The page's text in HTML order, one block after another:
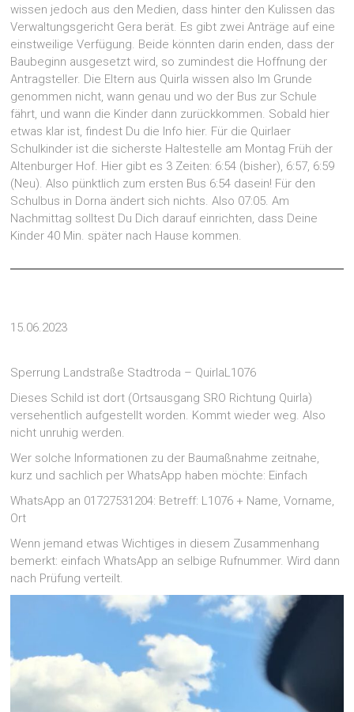
wissen jedoch aus den Medien, dass hinter den Kulissen das
Verwaltungsgericht Gera berät. Es gibt zwei Anträge auf eine
einstweilige Verfügung. Beide könnten darin enden, dass der
Baubeginn ausgesetzt wird, so zumindest die Hoffnung der
Antragsteller. Die Eltern aus Quirla wissen also Im Grunde
genommen nicht, wann genau und wo der Bus zur Schule
fährt, und wann die Kinder dann zurückkommen. Sobald hier
etwas klar ist, findest Du die Info hier. Für die Quirlaer
Schulkinder ist die sicherste Haltestelle am Montag Früh der
Altenburger Hof. Hier gibt es 3 Zeiten: 6:54 (bisher), 6:57, 6:59
(Neu). Also pünktlich zum ersten Bus 6:54 dasein! Für den
Schulbus in Dorna ändert sich nichts. Also 07:05. Am
Nachmittag solltest Du Dich darauf einrichten, dass Deine
Kinder 40 Min. später nach Hause kommen.
15.06.2023
Sperrung Landstraße Stadtroda – QuirlaL1076
Dieses Schild ist dort (Ortsausgang SRO Richtung Quirla)
versehentlich aufgestellt worden. Kommt wieder weg. Also
nicht unruhig werden.
Wer solche Informationen zu der Baumaßnahme zeitnahe,
kurz und sachlich per WhatsApp haben möchte: Einfach
WhatsApp an 01727531204: Betreff: L1076 + Name, Vorname,
Ort
Wenn jemand etwas Wichtiges in diesem Zusammenhang
bemerkt: einfach WhatsApp an selbige Rufnummer. Wird dann
nach Prüfung verteilt.